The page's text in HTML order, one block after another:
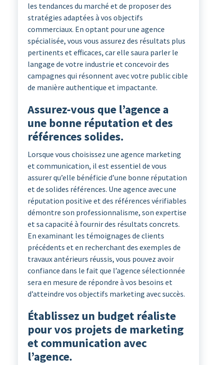
les tendances du marché et de proposer des
stratégies adaptées à vos objectifs
commerciaux. En optant pour une agence
spécialisée, vous vous assurez des résultats plus
pertinents et efficaces, car elle saura parler le
langage de votre industrie et concevoir des
campagnes qui résonnent avec votre public cible
de manière authentique et impactante.
Assurez-vous que l’agence a
une bonne réputation et des
références solides.
Lorsque vous choisissez une agence marketing
et communication, il est essentiel de vous
assurer qu’elle bénéficie d’une bonne réputation
et de solides références. Une agence avec une
réputation positive et des références vérifiables
démontre son professionnalisme, son expertise
et sa capacité à fournir des résultats concrets.
En examinant les témoignages de clients
précédents et en recherchant des exemples de
travaux antérieurs réussis, vous pouvez avoir
confiance dans le fait que l’agence sélectionnée
sera en mesure de répondre à vos besoins et
d’atteindre vos objectifs marketing avec succès.
Établissez un budget réaliste
pour vos projets de marketing
et communication avec
l’agence.